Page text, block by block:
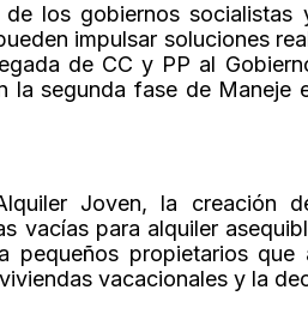
los gobiernos socialistas
impulsar soluciones
de CC y PP al
la segunda fase de Maneje
Joven, la creación
vacías para alquiler
pequeños propietarios que
vacacionales y la